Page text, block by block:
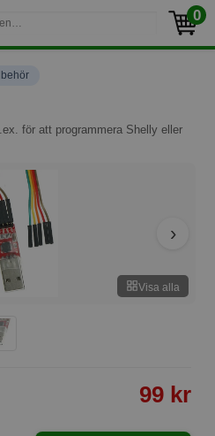
0
för att programmera Shelly eller
Visa alla
99 kr